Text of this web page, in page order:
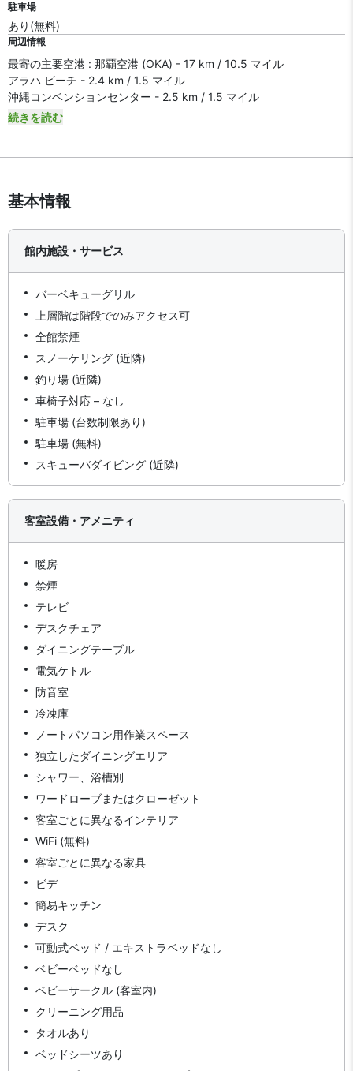
駐車場
あり(無料)
周辺情報
最寄の主要空港 : 那覇空港 (OKA) - 17 km / 10.5 マイル
アラハ ビーチ - 2.4 km / 1.5 マイル
沖縄コンベンションセンター - 2.5 km / 1.5 マイル
続きを読む
基本情報
館内施設・サービス
バーベキューグリル
上層階は階段でのみアクセス可
全館禁煙
スノーケリング (近隣)
釣り場 (近隣)
車椅子対応 – なし
駐車場 (台数制限あり)
駐車場 (無料)
スキューバダイビング (近隣)
客室設備・アメニティ
暖房
禁煙
テレビ
デスクチェア
ダイニングテーブル
電気ケトル
防音室
冷凍庫
ノートパソコン用作業スペース
独立したダイニングエリア
シャワー、浴槽別
ワードローブまたはクローゼット
客室ごとに異なるインテリア
WiFi (無料)
客室ごとに異なる家具
ビデ
簡易キッチン
デスク
可動式ベッド / エキストラベッドなし
ベビーベッドなし
ベビーサークル (客室内)
クリーニング用品
タオルあり
ベッドシーツあり